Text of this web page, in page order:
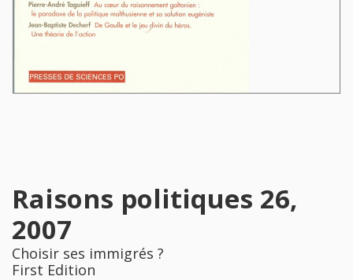
Raisons politiques 26,
2007
Choisir ses immigrés ?
First Edition